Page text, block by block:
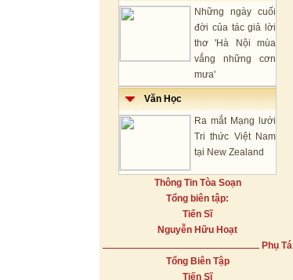
Những ngày cuối
đời của tác giả lời
thơ 'Hà Nội mùa
vắng những cơn
mưa'
Văn Học
Ra mắt Mạng lưới
Tri thức Việt Nam
tại New Zealand
Thông Tin Tòa Soạn
Tổng biên tập:
Tiến Sĩ
Nguyễn Hữu Hoạt
Phụ Tá
Tổng Biên Tập
Tiến Sĩ